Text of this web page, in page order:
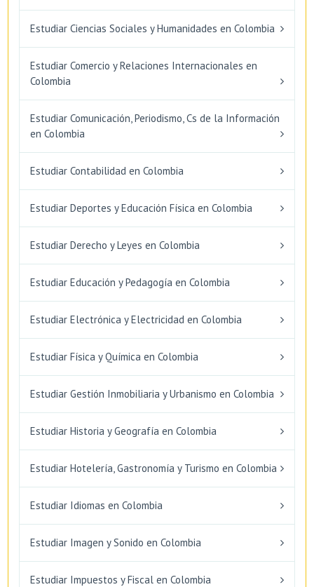
Estudiar Ciencias Sociales y Humanidades en Colombia
Estudiar Comercio y Relaciones Internacionales en
Colombia
Estudiar Comunicación, Periodismo, Cs de la Información
en Colombia
Estudiar Contabilidad en Colombia
Estudiar Deportes y Educación Física en Colombia
Estudiar Derecho y Leyes en Colombia
Estudiar Educación y Pedagogía en Colombia
Estudiar Electrónica y Electricidad en Colombia
Estudiar Física y Química en Colombia
Estudiar Gestión Inmobiliaria y Urbanismo en Colombia
Estudiar Historia y Geografía en Colombia
Estudiar Hotelería, Gastronomía y Turismo en Colombia
Estudiar Idiomas en Colombia
Estudiar Imagen y Sonido en Colombia
Estudiar Impuestos y Fiscal en Colombia